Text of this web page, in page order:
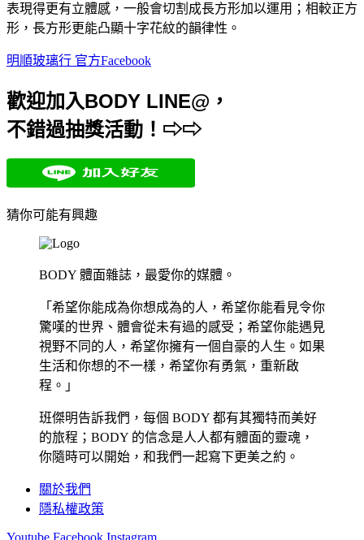
表現得更有立體感，一般會切割成長方形加以運用；相較正方
形，長方形更能凸顯十字花紋的韻律性。
明順玻璃行 官方Facebook
歡迎加入BODY LINE@，
不錯過抽獎活動！⇨⇨
猜你可能有興趣
BODY 體面雜誌，最愛你的媒體。
「希望你能成為你想成為的人，希望你能看見令你
驚嘆的世界、體會從未有過的感受；希望你能遇見
視野不同的人，希望你擁有一個自豪的人生。如果
生活和你想的不一樣，希望你有勇氣，重新啟
程。」
班傑明告訴我們，每個 BODY 都有其獨特而美好
的旅程；BODY 的信念是人人都有體面的靈魂，
你隨時可以開始，和我們一起寫下更美之約。
關於我們
隱私權政策
Youtube Facebook Instagram